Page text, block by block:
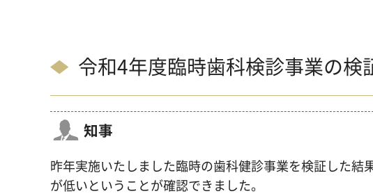
令和4年度臨時歯科検診事業の検
知事
昨年実施いたしました臨時の歯科健診事業を検証した
が低いということが確認できました。